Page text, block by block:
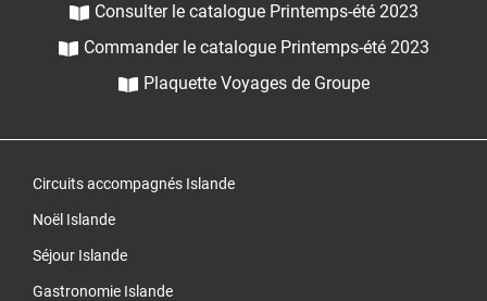
Consulter le catalogue Printemps-été 2023
Commander le catalogue Printemps-été 2023
Plaquette Voyages de Groupe
Circuits accompagnés Islande
Noël Islande
Séjour Islande
Gastronomie Islande